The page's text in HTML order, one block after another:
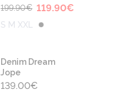
199.90€ 119.90€
S M XXL
Denim Dream
Jope
139.00€